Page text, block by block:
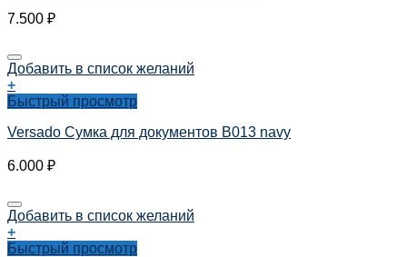
7.500 ₽
Добавить в список желаний
+
Быстрый просмотр
Versado Сумка для документов B013 navy
6.000 ₽
Добавить в список желаний
+
Быстрый просмотр